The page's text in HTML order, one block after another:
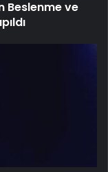
Beslenme ve